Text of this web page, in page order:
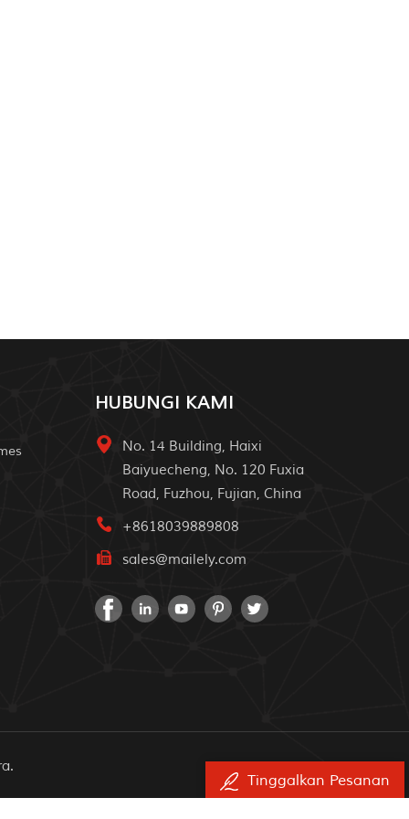
HUBUNGI KAMI
No. 14 Building, Haixi
Baiyuecheng, No. 120 Fuxia
Road, Fuzhou, Fujian, China
+8618039889808
sales@mailely.com
Tinggalkan Pesanan